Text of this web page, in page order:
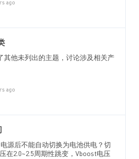
ago
其他未列出的主题，讨论涉及相关产
ago
源后不能自动切换为电池供电？切
在2.0~2.5周期性跳变，Vboost电压